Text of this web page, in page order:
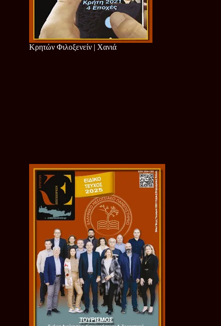
Κρητών Φιλοξενείν | Χανιά